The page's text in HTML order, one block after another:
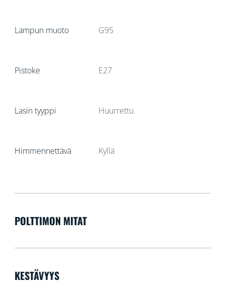
Lampun muoto G95
Pistoke E27
Lasin tyyppi Huurrettu
Himmennettävä Kyllä
POLTTIMON MITAT
KESTÄVYYS